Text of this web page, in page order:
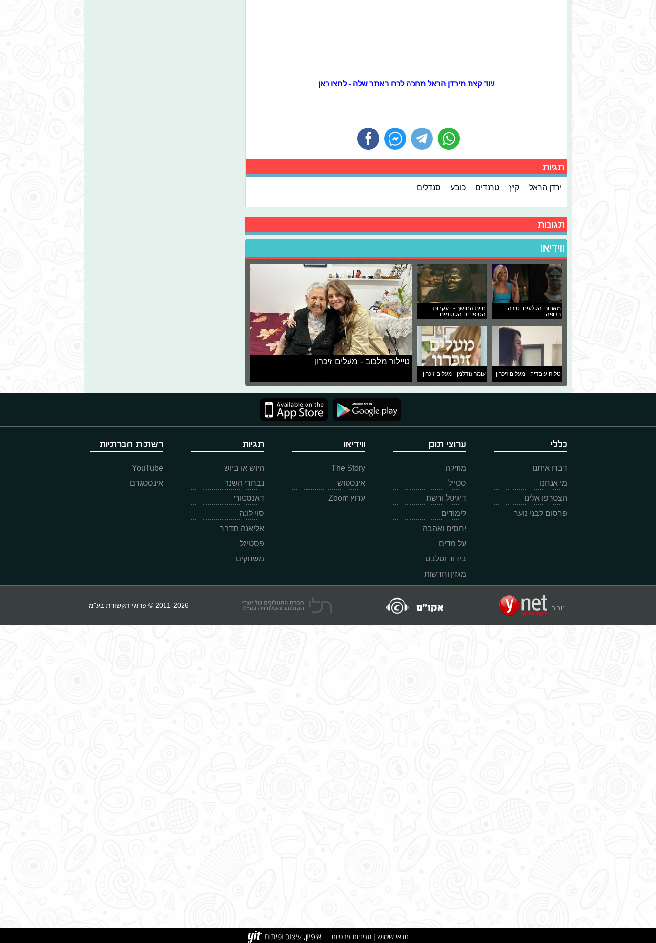
עוד קצת מירדן הראל מחכה לכם באתר שלה - לחצו כאן
תגיות
ירדן הראל קיץ טרנדים כובע סנדלים
תגובות
ווידיאו
מאחורי הקלעים: טירה
רדופה
חיית החושך - בעקבות
הסיפורים הקסומים
טליה עובדיה - מעלים זיכרון עומר נודלמן - מעלים זיכרון
טיילור מלכוב - מעלים זיכרון
כללי
דברו איתנו
מי אנחנו
הצטרפו אלינו
פרסום לבני נוער
ערוצי תוכן
מוזיקה
סטייל
דיגיטל ורשת
לימודים
יחסים ואהבה
על מדים
בידור וסלבס
מגזין וחדשות
ווידיאו
The Story
אינסטוש
ערוץ Zoom
תגיות
היוש או ביוש
נבחרי השנה
דאנסטורי
סוי לונה
אליאנה תדהר
פסטיגל
משחקים
רשתות חברתיות
YouTube
אינסטגרם
2011-2026 © פרוגי תקשורת בע"מ
תנאי שימוש |מדיניות פרטיות